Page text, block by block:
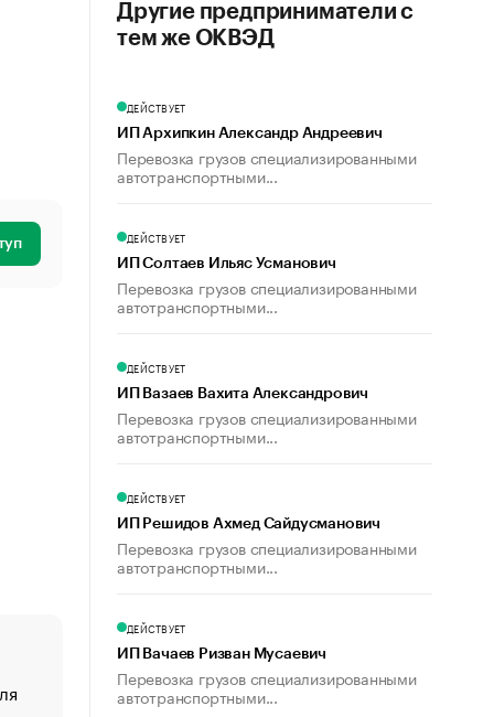
«От спорта тело стареет иначе». Как живет глава
Другие предприниматели с
тем же ОКВЭД
ДЕЙСТВУЕТ
ИП Архипкин Александр Андреевич
Перевозка грузов специализированными
автотранспортными...
ДЕЙСТВУЕТ
ИП Солтаев Ильяс Усманович
Перевозка грузов специализированными
автотранспортными...
ДЕЙСТВУЕТ
ИП Вазаев Вахита Александрович
Перевозка грузов специализированными
автотранспортными...
ДЕЙСТВУЕТ
ИП Решидов Ахмед Сайдусманович
Перевозка грузов специализированными
автотранспортными...
ДЕЙСТВУЕТ
ИП Вачаев Ризван Мусаевич
Перевозка грузов специализированными
автотранспортными...